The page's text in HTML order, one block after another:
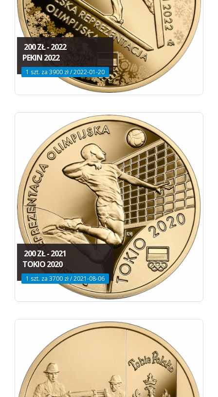
200 ZŁ - 2022
PEKIN 2022
1 szt. za 3900 zł / 2022-01-20
200 ZŁ - 2021
TOKIO 2020
1 szt. za 3700 zł / 2021-08-06